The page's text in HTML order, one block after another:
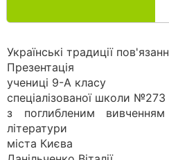
Українські традиції
Презентація
учениці 9-А класу
спеціалізованої школи №273
з поглибленим
літератури
міста Києва